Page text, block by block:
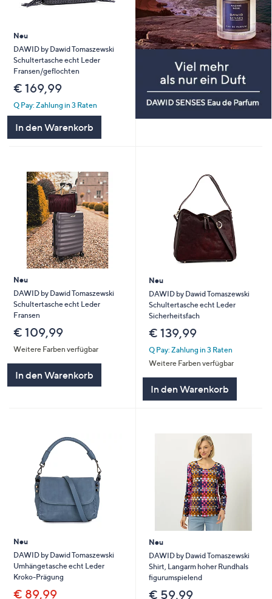
Neu
DAWID by Dawid Tomaszewski
Schultertasche echt Leder
Fransen/geflochten
€ 169,99
Q Pay: Zahlung in 3 Raten
In den Warenkorb
Neu
DAWID by Dawid Tomaszewski
Schultertasche echt Leder
Fransen
€ 109,99
Weitere Farben verfügbar
In den Warenkorb
Neu
DAWID by Dawid Tomaszewski
Schultertasche echt Leder
Sicherheitsfach
€ 139,99
Q Pay: Zahlung in 3 Raten
Weitere Farben verfügbar
In den Warenkorb
Neu
DAWID by Dawid Tomaszewski
Umhängetasche echt Leder
Kroko-Prägung
€ 89,99
Neu
DAWID by Dawid Tomaszewski
Shirt, Langarm hoher Rundhals
figurumspielend
€ 59,99